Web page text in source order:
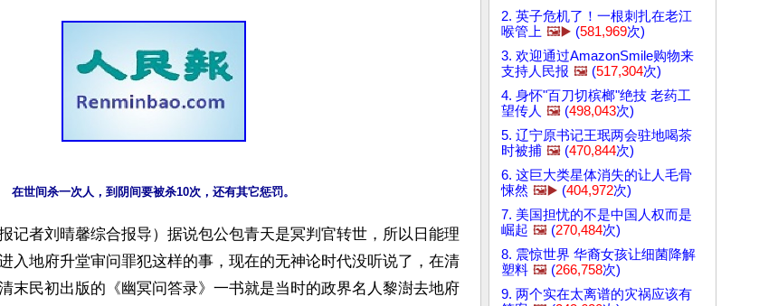
在世间杀一次人，到阴间要被杀10次，还有其它惩罚。
记者刘晴馨综合报导）据说包公包青天是冥判官转世，所以日能理
入地府升堂审问罪犯这样的事，现在的无神论时代没听说了，在清
末民初出版的《幽冥问答录》一书就是当时的政界名人黎澍去地府
2. 英子危机了！一根刺扎在老江
喉管上 🖼️▶️ (581,969次)
3. 欢迎通过AmazonSmile购物来
支持人民报 🖼️ (517,304次)
4. 身怀"百刀切槟榔"绝技 老药工
望传人 🖼️ (498,043次)
5. 辽宁原书记王珉两会驻地喝茶
时被捕 🖼️ (470,844次)
6. 这巨大类星体消失的让人毛骨
悚然 🖼️▶️ (404,972次)
7. 美国担忧的不是中国人权而是
崛起 🖼️ (270,484次)
8. 震惊世界 华裔女孩让细菌降解
塑料 🖼️ (266,758次)
9. 两个实在太离谱的灾祸应该有